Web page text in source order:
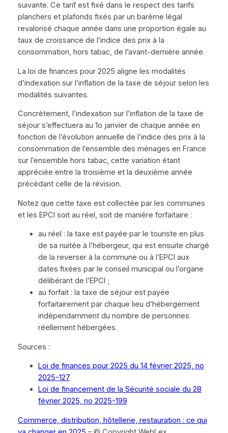
suivante. Ce tarif est fixé dans le respect des tarifs
planchers et plafonds fixés par un barème légal
revalorisé chaque année dans une proportion égale au
taux de croissance de l’indice des prix à la
consommation, hors tabac, de l’avant-dernière année.
La loi de finances pour 2025 aligne les modalités
d’indexation sur l’inflation de la taxe de séjour selon les
modalités suivantes.
Concrètement, l’indexation sur l’inflation de la taxe de
séjour s’effectuera au 1o janvier de chaque année en
fonction de l’évolution annuelle de l’indice des prix à la
consommation de l’ensemble des ménages en France
sur l’ensemble hors tabac, cette variation étant
appréciée entre la troisième et la deuxième année
précédant celle de la révision.
Notez que cette taxe est collectée par les communes
et les EPCI soit au réel, soit de manière forfaitaire :
au réel : la taxe est payée par le touriste en plus
de sa nuitée à l’hébergeur, qui est ensuite chargé
de la reverser à la commune ou à l’EPCI aux
dates fixées par le conseil municipal ou l’organe
délibérant de l’EPCI ;
au forfait : la taxe de séjour est payée
forfaitairement par chaque lieu d’hébergement
indépendamment du nombre de personnes
réellement hébergées.
Sources :
Loi de finances pour 2025 du 14 février 2025, no
2025-127
Loi de financement de la Sécurité sociale du 28
février 2025, no 2025-199
Commerce, distribution, hôtellerie, restauration : ce qui